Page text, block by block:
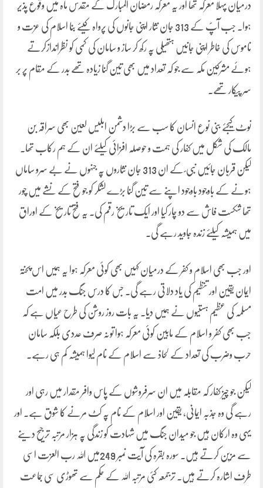
درمیان پہلا معرکہ تھا اور یہ معرکہ رمضان المبارک کے مقدس ماہ میں وقوع پذیر
ہوا۔ جب آپؐ کے 313 جان نثار اپنی جانوں کی پرواہ کیئے بنا اسلام کی عزت و
ناموس کی خاطر اپنی جانیں ہتھیلی پہ رکھ کر ساز و سامان کی کمی کو نظراندازکرتے
ہوئے مشرکین مکہ سے جو کہ تعداد میں بھی تین گنا زیادہ تھے بدر کے مقام پر بر
سر پیکار تھے۔
نوٹ کیجئے بنی نوع انسان کا سب سے بڑا دشمن ابلیس لعین بھی سراقہ بن
مالک کی شکل میں کفار کی ہمت و حوصلہ افزائی کیلئے ان کے ہم رکاب تھا۔
لیکن قربان جائیں نبی ؐ کے ان 313 جان نثاروں پہ جنہوں نے بے سرو ساماں
ہونے کے باوجود باوجود اپنے سے تین گنا بڑے لشکر کو جو فتح کے نشے میں چور
تھا شکست فاش سے دو چار کیا اور ایک تاریخ رقم کی۔ یہ فتح تاریخ کے اوراق
میں ہمیشہ کیلئے زندہ جاوید رہے گی۔
اور جب بھی اسلام و کفر کے درمیان کہیں بھی کوئی معرکہ ہوا یہ ہمیں اس پختہ
ایمان یقین اور تنظیم کی یاد دلاتی رہے گی۔ جس کا درس جنگ بدر میں امت
مسلمہ کی عظیم ہستیوں نے ہمیں دیا۔ یہ بات روز روشن کی طرح عیاں ہے کہ
جب بھی کفر و اسلام کے مابین کوئی معرکہ ہوا تونہ صرف عددی بلکہ سامان
حرب وضرب کی تعداد کے لحاذ سے اسلام کے نام لیوا ہمیشہ کم ہی رہے۔
لیکن جو چیز کفار کہ مقابلہ میں ان سرفروشوں کے پاس وافر مقدار میں رہی اور
رہے گی وہ جذبہ ایمانی، یقین اور اسلام کے نام پہ کٹ مرنے کا شوق ہے۔ اور
یہی وہ ارکان ہیں جو میدان جنگ میں شہادت کو زندگی پہ ہزار مرتبہ ترجیح دینے
سے مزین کرتے ہیں۔ سورہ بقرہ کی آیت نمبر 249میں اللہ رب العزت اسی
طرف اشارہ کرتے ہیں۔ ترجمعہ کئی مرتبہ اللہ کے حکم سے تھوڑی سی جماعت